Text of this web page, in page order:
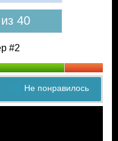
40
#2
Не понравилось